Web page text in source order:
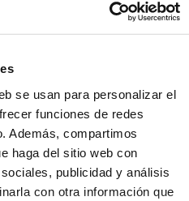
se usan para personalizar el
funciones de redes
Además, compartimos
haga del sitio web con
publicidad y análisis
con otra información que
moluscos